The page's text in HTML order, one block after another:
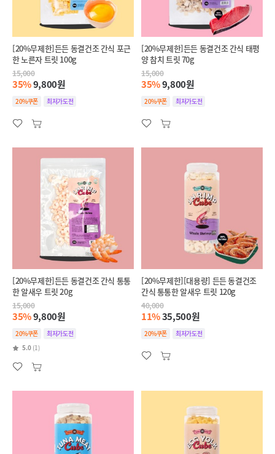
[20%무제한]든든 동결건조 간식 포근
한 노른자 트릿 100g
15,000
35%9,800원
20%쿠폰 최저가도전
[20%무제한]든든 동결건조 간식 태평
양 참치 트릿 70g
15,000
35%9,800원
20%쿠폰 최저가도전
[20%무제한]든든 동결건조 간식 통통
한 알새우 트릿 20g
15,000
35%9,800원
20%쿠폰
최저가도전
5.0 (1)
[20%무제한][대용량] 든든 동결건조
간식 통통한 알새우 트릿 120g
40,000
11%35,500원
20%쿠폰 최저가도전